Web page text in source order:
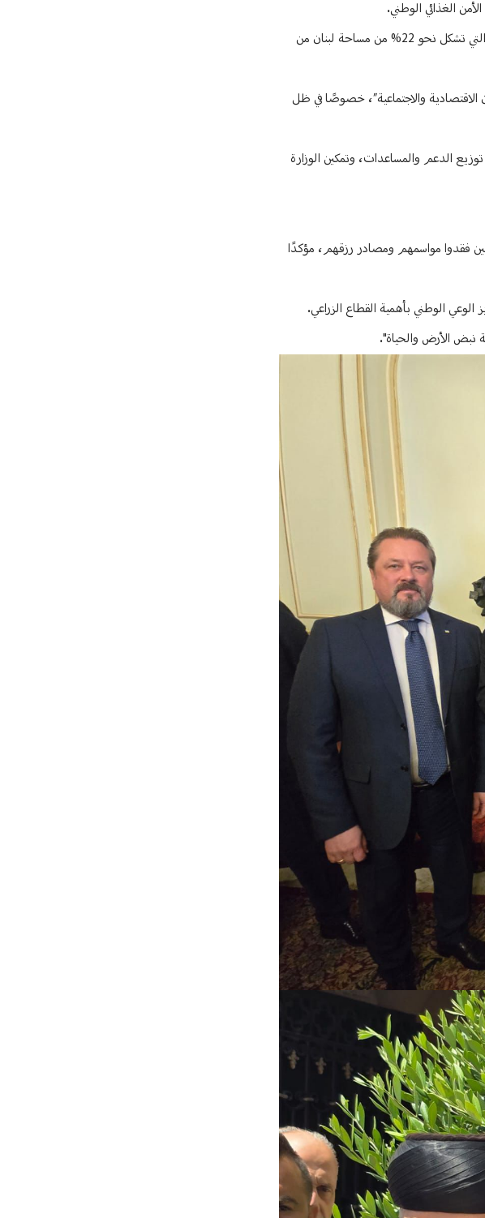
الغذائي الوطني.
وفي موقف لافت، دعا هاني جميع الطوائف والأديان في لبنان إلى اعتماد إدارة مستدامة ومنتجة لأملاك الأوقاف، معتبرًا أن هذه الأملاك، التي تشكل نحو 22% من مساحة لبنان من
الاقتصادية والاجتماعية”، خصوصًا في ظل
الدعم والمساعدات، وتمكين الوزارة
فقدوا مواسمهم ومصادر رزقهم، مؤكدًا
الوعي الوطني بأهمية القطاع الزراعي.
نبض الأرض والحياة".